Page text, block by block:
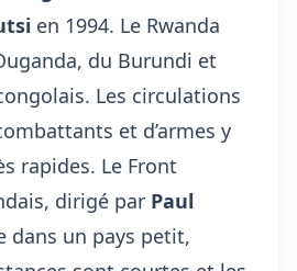
en 1994. Le Rwanda
du Burundi et
Les circulations
et d’armes y
rapides. Le Front
dirigé par Paul
dans un pays petit,